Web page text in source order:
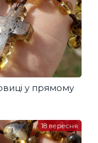
у прямому
18 вересня